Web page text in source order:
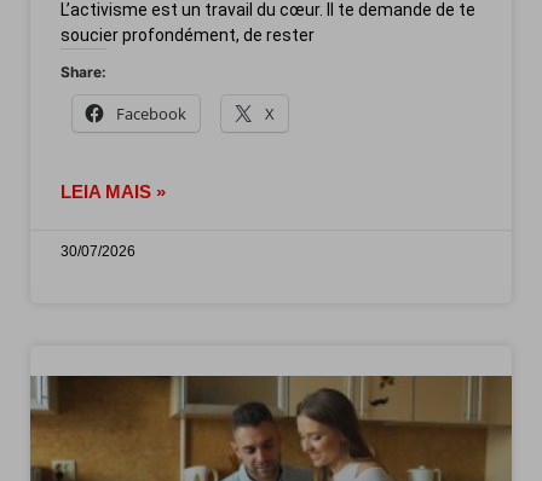
L’activisme est un travail du cœur. Il te demande de te
soucier profondément, de rester
Share:
Facebook X
LEIA MAIS »
30/07/2026